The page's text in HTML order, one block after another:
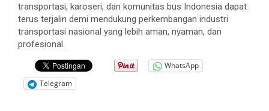
transportasi, karoseri, dan komunitas bus Indonesia dapat
terus terjalin demi mendukung perkembangan industri
transportasi nasional yang lebih aman, nyaman, dan
profesional.
WhatsApp
Telegram